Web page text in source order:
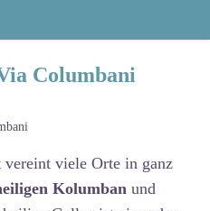
Columbani
viele Orte in ganz
Kolumban und